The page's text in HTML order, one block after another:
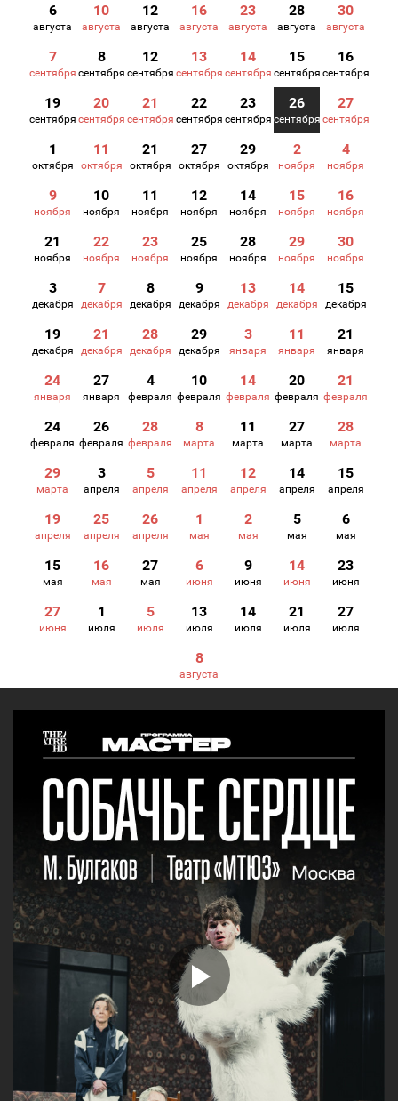
6
августа
10
августа
12
августа
16
августа
23
августа
28
августа
30
августа
7
сентября
8
сентября
12
сентября
13
сентября
14
сентября
15
сентября
16
сентября
19
сентября
20
сентября
21
сентября
22
сентября
23
сентября
26
сентября
27
сентября
1
октября
11
октября
21
октября
27
октября
29
октября
2
ноября
4
ноября
9
ноября
10
ноября
11
ноября
12
ноября
14
ноября
15
ноября
16
ноября
21
ноября
22
ноября
23
ноября
25
ноября
28
ноября
29
ноября
30
ноября
3
декабря
7
декабря
8
декабря
9
декабря
13
декабря
14
декабря
15
декабря
19
декабря
21
декабря
28
декабря
29
декабря
3
января
11
января
21
января
24
января
27
января
4
февраля
10
февраля
14
февраля
20
февраля
21
февраля
24
февраля
26
февраля
28
февраля
8
марта
11
марта
27
марта
28
марта
29
марта
3
апреля
5
апреля
11
апреля
12
апреля
14
апреля
15
апреля
19
апреля
25
апреля
26
апреля
1
мая
2
мая
5
мая
6
мая
15
мая
16
мая
27
мая
6
июня
9
июня
14
июня
23
июня
27
июня
1
июля
5
июля
13
июля
14
июля
21
июля
27
июля
8
августа